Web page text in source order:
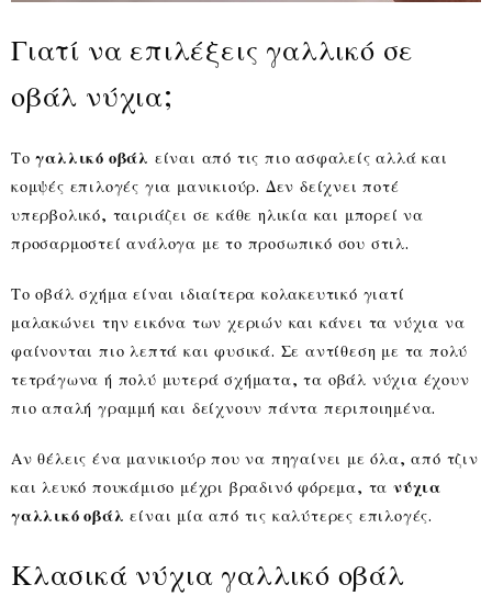
Γιατί να επιλέξεις γαλλικό σε
οβάλ νύχια;
Τογαλλικό οβάλ είναι από τις πιο ασφαλείς αλλά και
κομψές επιλογές για μανικιούρ. Δεν δείχνει ποτέ
υπερβολικό, ταιριάζει σε κάθε ηλικία και μπορεί να
προσαρμοστεί ανάλογα με το προσωπικό σου στιλ.
Το οβάλ σχήμα είναι ιδιαίτερα κολακευτικό γιατί
μαλακώνει την εικόνα των χεριών και κάνει τα νύχια να
φαίνονται πιο λεπτά και φυσικά. Σε αντίθεση με τα πολύ
τετράγωνα ή πολύ μυτερά σχήματα, τα οβάλ νύχια έχουν
πιο απαλή γραμμή και δείχνουν πάντα περιποιημένα.
Αν θέλεις ένα μανικιούρ που να πηγαίνει με όλα, από τζιν
και λευκό πουκάμισο μέχρι βραδινό φόρεμα, τα νύχια
γαλλικό οβάλ είναι μία από τις καλύτερες επιλογές.
Κλασικά νύχια γαλλικό οβάλ